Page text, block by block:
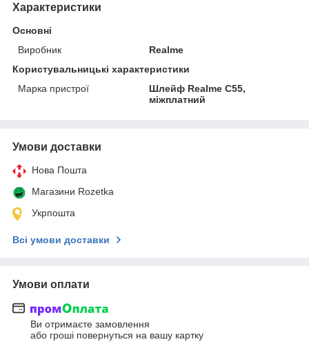
Характеристики
Основні
Виробник
Realme
Користувальницькі характеристики
Марка пристрої
Шлейф Realme C55,
міжплатний
Умови доставки
Нова Пошта
Магазини Rozetka
Укрпошта
Всі умови доставки
Умови оплати
Ви отримаєте замовлення
або гроші повернуться на вашу картку